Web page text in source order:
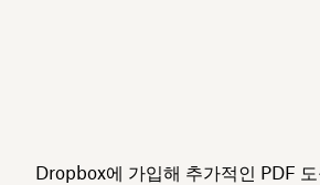
Dropbox에 가입해 추가적인 PDF